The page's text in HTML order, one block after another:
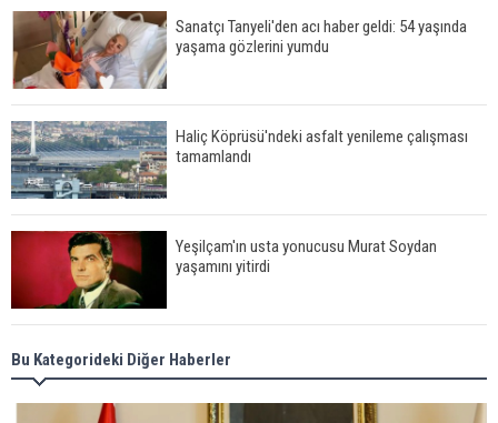
Sanatçı Tanyeli'den acı haber geldi: 54 yaşında
yaşama gözlerini yumdu
Haliç Köprüsü'ndeki asfalt yenileme çalışması
tamamlandı
Yeşilçam'ın usta yonucusu Murat Soydan
yaşamını yitirdi
Meral Akşener ile Müsavat Dervişoğlu cenazede
görüntülendi
Bu Kategorideki Diğer Haberler